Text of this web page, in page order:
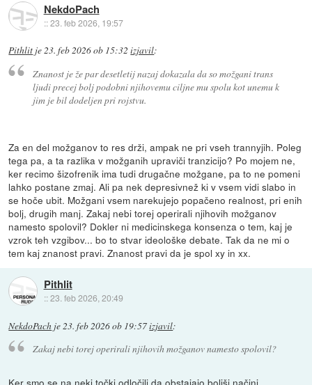
NekdoPach
::23. feb 2026, 19:57
Pithlit je23. feb 2026 ob 15:32 izjavil:
Znanost je že par desetletij nazaj dokazala da so možgani trans
ljudi precej bolj podobni njihovemu ciljne mu spolu kot unemu k
jim je bil dodeljen pri rojstvu.
Za en del možganov to res drži, ampak ne pri vseh trannyjih. Poleg
tega pa, a ta razlika v možganih upraviči tranzicijo? Po mojem ne,
ker recimo šizofrenik ima tudi drugačne možgane, pa to ne pomeni
lahko postane zmaj. Ali pa nek depresivnež ki v vsem vidi slabo in
se hoče ubit. Možgani vsem narekujejo popačeno realnost, pri enih
bolj, drugih manj. Zakaj nebi torej operirali njihovih možganov
namesto spolovil? Dokler ni medicinskega konsenza o tem, kaj je
vzrok teh vzgibov... bo to stvar ideološke debate. Tak da ne mi o
tem kaj znanost pravi. Znanost pravi da je spol xy in xx.
Pithlit
::23. feb 2026, 20:49
NekdoPach je23. feb 2026 ob 19:57izjavil:
Zakaj nebi torej operirali njihovih možganov namesto spolovil?